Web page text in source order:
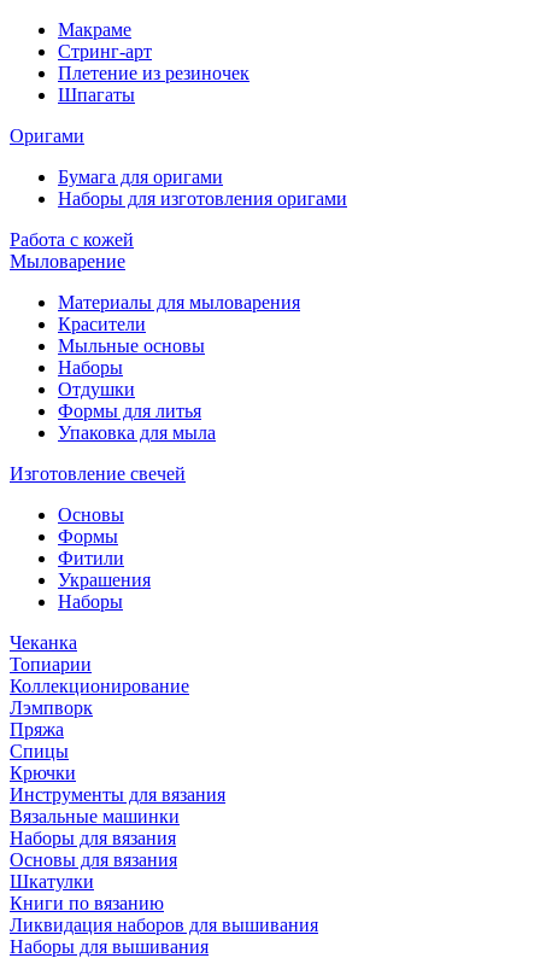
Макраме
Стринг-арт
Плетение из резиночек
Шпагаты
Оригами
Бумага для оригами
Наборы для изготовления оригами
Работа с кожей
Мыловарение
Материалы для мыловарения
Красители
Мыльные основы
Наборы
Отдушки
Формы для литья
Упаковка для мыла
Изготовление свечей
Основы
Формы
Фитили
Украшения
Наборы
Чеканка
Топиарии
Коллекционирование
Лэмпворк
Пряжа
Спицы
Крючки
Инструменты для вязания
Вязальные машинки
Наборы для вязания
Основы для вязания
Шкатулки
Книги по вязанию
Ликвидация наборов для вышивания
Наборы для вышивания